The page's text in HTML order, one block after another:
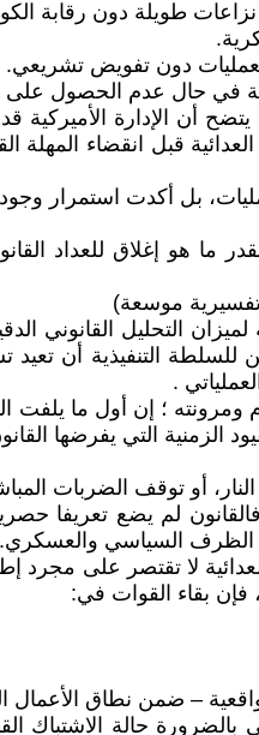
طويلة دون رقابة
أن الإدارة
قبل انقضاء المهلة
بل أكدت استمرار
ما هو إغلاق للعداد
تفسيرية موسعة)
لميزان التحليل
للسلطة التنفيذية أن
.
ومرونته ؛ إن أول ما
الزمنية التي يفرضها
أو توقف الضربات
لم يضع تعريفا
الظرف السياسي والعسكري.
لا تقتصر على مجرد
فإن بقاء القوات في:
– ضمن نطاق
بالضرورة حالة الاشتباك